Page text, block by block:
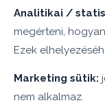
Analitikai /
megérteni,
Ezek
Marketing sütik:
nem alkalmaz.